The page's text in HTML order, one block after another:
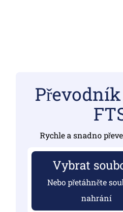
Rychle a snadno
Vybrat
Nebo přetáhněte
nahrání